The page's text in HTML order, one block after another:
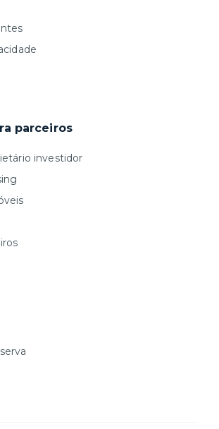
parceiros
investidor